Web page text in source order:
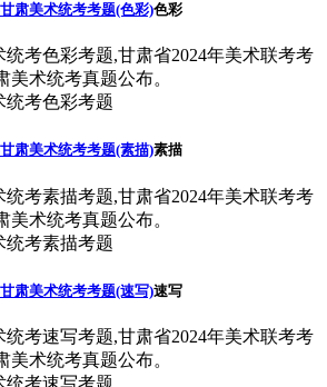
肃美术统考考题(色彩)色彩
统考色彩考题,甘肃省2024年美术联考考
美术统考真题公布。
肃美术统考考题(素描)素描
统考素描考题,甘肃省2024年美术联考考
美术统考真题公布。
肃美术统考考题(速写)速写
统考速写考题,甘肃省2024年美术联考考
美术统考真题公布。